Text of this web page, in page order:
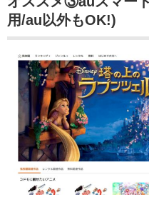
用/au以外もOK!)